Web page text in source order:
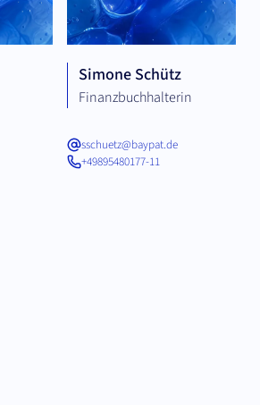
Simone Schütz
Finanzbuchhalterin
sschuetz@baypat.de
+49895480177-11